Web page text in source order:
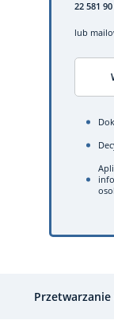
22 581 90
lub